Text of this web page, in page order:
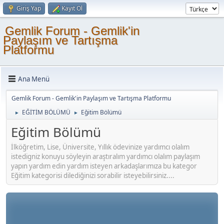
Giriş Yap Kayıt Ol
Gemlik Forum - Gemlik'in
Paylaşım ve Tartışma
Platformu
Ana Menü
Gemlik Forum - Gemlik'in Paylaşım ve Tartışma Platformu
► EĞİTİM BÖLÜMÜ ► Eğitim Bölümü
Eğitim Bölümü
İlköğretim, Lise, Üniversite, Yıllık ödevinize yardımcı olalım
istedigniz konuyu söyleyin araştıralım yardımcı olalım paylaşım
yapın yardım edin yardım isteyen arkadaşlarımıza bu kategor
Eğitim kategorisi dilediğinizi sorabilir isteyebilirsiniz....